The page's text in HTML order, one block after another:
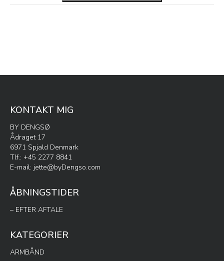
KONTAKT MIG
BY DENGSØ
Ådraget 17
6971 Spjald Denmark
Tlf.: +45 2277 8841
E-mail: jette@byDengso.com
ÅBNINGSTIDER
– EFTER AFTALE
KATEGORIER
ARMBÅND